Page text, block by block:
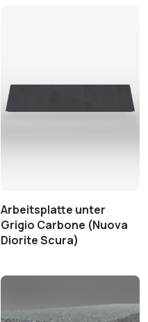
Arbeitsplatte unter
Grigio Carbone (Nuova
Diorite Scura)